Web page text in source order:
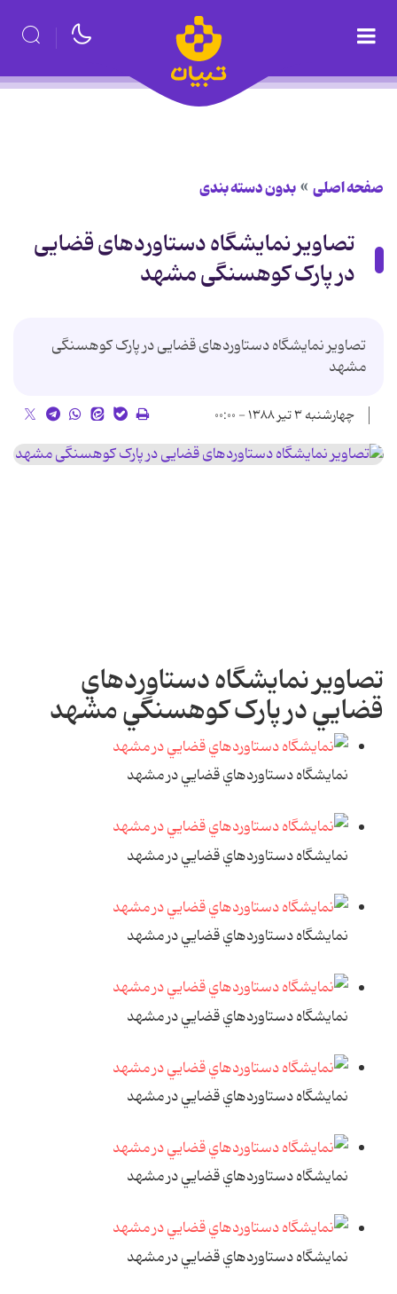
صفحه اصلی بدون دسته بندی
تصاویر نمایشگاه دستاوردهای قضایی
در پارک کوهسنگی مشهد
تصاویر نمایشگاه دستاوردهای قضایی در پارک کوهسنگی
مشهد
چهارشنبه ۳ تیر ۱۳۸۸ - ۰۰:۰۰
تصاوير نمايشگاه دستاوردهاي
قضايي در پارک کوهسنگي مشهد
نمايشگاه دستاوردهاي قضايي در مشهد
نمايشگاه دستاوردهاي قضايي در مشهد
نمايشگاه دستاوردهاي قضايي در مشهد
نمايشگاه دستاوردهاي قضايي در مشهد
نمايشگاه دستاوردهاي قضايي در مشهد
نمايشگاه دستاوردهاي قضايي در مشهد
نمايشگاه دستاوردهاي قضايي در مشهد